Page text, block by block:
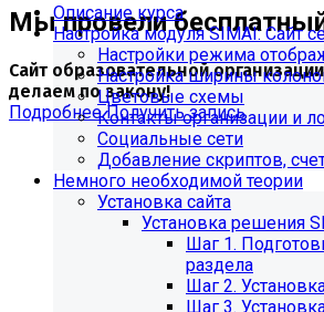
Мы провели
Сайт образовательной
делаем по закону!
ПодробнееПолучить запись
Описание курса
Настройка модуля SIMAI: Сайт
Настройки режима
Настройка ширины
Цветовые схемы
Контакты организации и
Социальные сети
Добавление скриптов,
Немного необходимой теории
Установка сайта
Установка решения
Шаг 1.
раздела
Шаг 2.
Шаг 3.